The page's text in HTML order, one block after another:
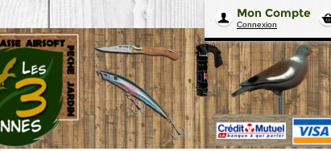
Mon Compte
Connexion